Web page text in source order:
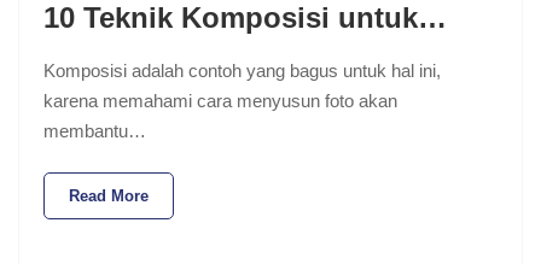
10 Teknik Komposisi untuk…
Komposisi adalah contoh yang bagus untuk hal ini,
karena memahami cara menyusun foto akan
membantu…
Read More